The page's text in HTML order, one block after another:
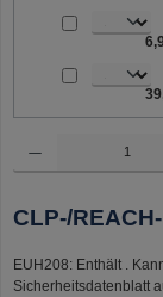
Produkt Anzahl: Gib den
CLP-/
EUH208: Enthält .
Sicherheitsdatenblatt